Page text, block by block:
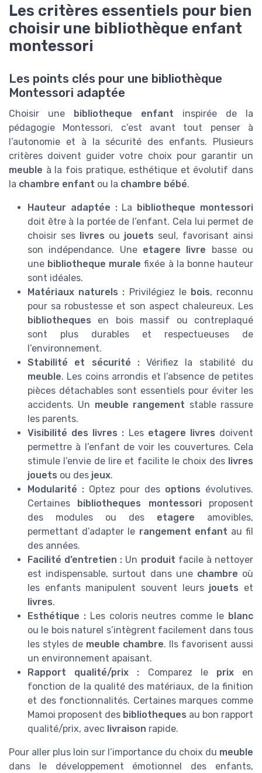
Les critères essentiels pour bien
choisir une bibliothèque enfant
montessori
Les points clés pour une bibliothèque
Montessori adaptée
Choisir une bibliotheque enfant inspirée de la
pédagogie Montessori, c’est avant tout penser à
l’autonomie et à la sécurité des enfants. Plusieurs
critères doivent guider votre choix pour garantir un
meuble à la fois pratique, esthétique et évolutif dans
la chambre enfant ou la chambre bébé.
Hauteur adaptée :La
bibliotheque montessori
doit être à la portée de l’enfant. Cela lui permet de
choisir ses
livres ou jouets seul, favorisant ainsi
son indépendance. Une etagere livre basse ou
une bibliotheque murale fixée à la bonne hauteur
sont idéales.
Matériaux naturels : Privilégiez le bois, reconnu
pour sa robustesse et son aspect chaleureux. Les
bibliotheques en bois massif ou contreplaqué
sont plus durables et respectueuses de
l’environnement.
Stabilité et sécurité :Vérifiez la stabilité du
meuble. Les coins arrondis et l’absence de petites
pièces détachables sont essentiels pour éviter les
accidents. Un meuble rangement stable rassure
les parents.
Visibilité des livres : Les etagere livres doivent
permettre à l’enfant de voir les couvertures. Cela
stimule l’envie de lire et facilite le choix des livres
jouets ou des jeux.
Modularité : Optez pour des options évolutives.
Certaines
bibliotheques montessoriproposent
des modules ou des etagere amovibles,
permettant d’adapter le rangement enfant au fil
des années.
Facilité d’entretien : Un produit facile à nettoyer
est indispensable, surtout dans une chambre où
les enfants manipulent souvent leurs jouets et
livres.
Esthétique :Les coloris neutres comme le blanc
ou le bois naturel s’intègrent facilement dans tous
les styles de meuble chambre. Ils favorisent aussi
un environnement apaisant.
Rapport qualité/prix : Comparez le prixen
fonction de la qualité des matériaux, de la finition
et des fonctionnalités. Certaines marques comme
Mamoi proposent des bibliotheques au bon rapport
qualité/prix, avec livraison rapide.
Pour aller plus loin sur l’importance du choix du meuble
dans le développement émotionnel des enfants,